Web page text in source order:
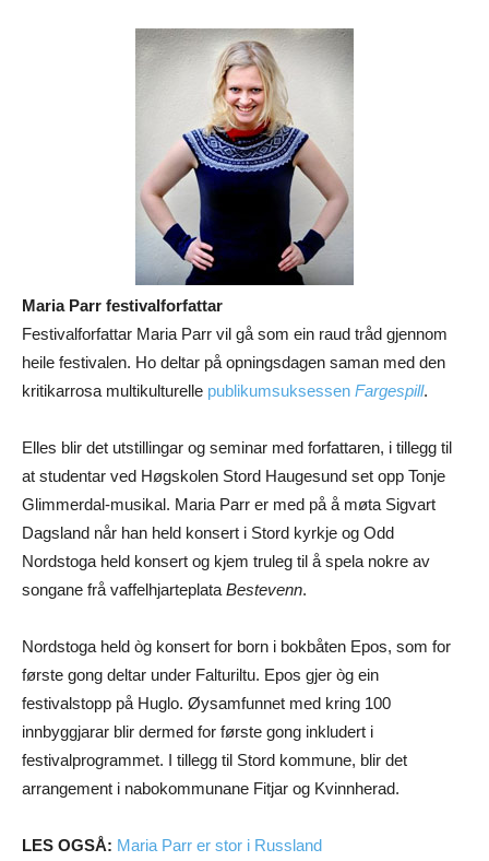
Maria Parr festivalforfattar
Festivalforfattar Maria Parr vil gå som ein raud tråd gjennom
heile festivalen. Ho deltar på opningsdagen saman med den
kritikarrosa multikulturelle publikumsuksessen Fargespill.
Elles blir det utstillingar og seminar med forfattaren, i tillegg til
at studentar ved Høgskolen Stord Haugesund set opp Tonje
Glimmerdal-musikal. Maria Parr er med på å møta Sigvart
Dagsland når han held konsert i Stord kyrkje og Odd
Nordstoga held konsert og kjem truleg til å spela nokre av
songane frå vaffelhjarteplata Bestevenn.
Nordstoga held òg konsert for born i bokbåten Epos, som for
første gong deltar under Falturiltu. Epos gjer òg ein
festivalstopp på Huglo. Øysamfunnet med kring 100
innbyggjarar blir dermed for første gong inkludert i
festivalprogrammet. I tillegg til Stord kommune, blir det
arrangement i nabokommunane Fitjar og Kvinnherad.
LES OGSÅ: Maria Parr er stor i Russland